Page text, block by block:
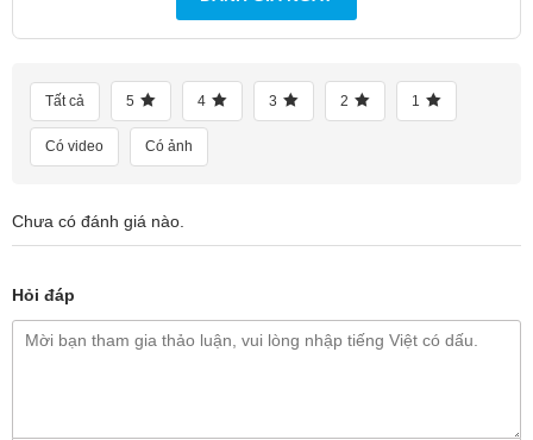
Tất cả 5 4 3 2 1
Có video Có ảnh
Chưa có đánh giá nào.
Hỏi đáp